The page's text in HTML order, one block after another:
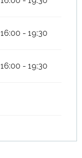
16:00 - 19:30
16:00 - 19:30